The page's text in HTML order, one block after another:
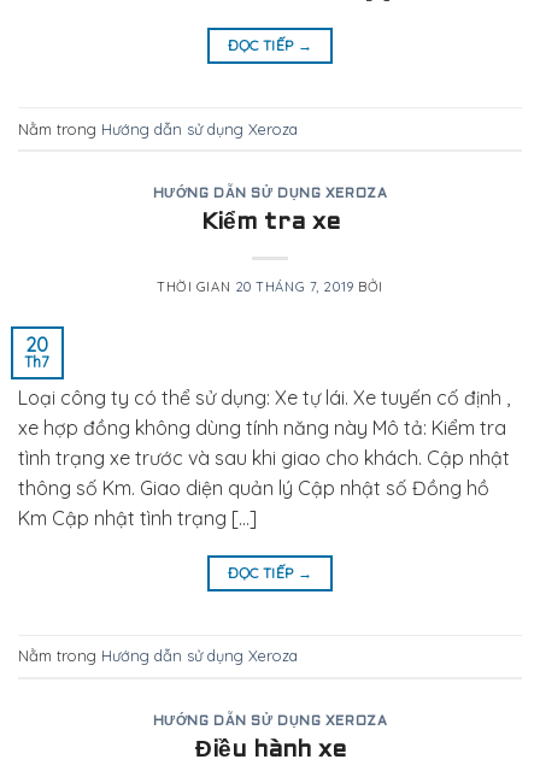
ĐỌC TIẾP →
Nằm trong Hướng dẫn sử dụng Xeroza
HƯỚNG DẪN SỬ DỤNG XEROZA
Kiểm tra xe
THỜI GIAN 20 THÁNG 7, 2019 BỞI
20
Th7
Loại công ty có thể sử dụng: Xe tự lái. Xe tuyến cố định ,
xe hợp đồng không dùng tính năng này Mô tả: Kiểm tra
tình trạng xe trước và sau khi giao cho khách. Cập nhật
thông số Km. Giao diện quản lý Cập nhật số Đồng hồ
Km Cập nhật tình trạng […]
ĐỌC TIẾP →
Nằm trong Hướng dẫn sử dụng Xeroza
HƯỚNG DẪN SỬ DỤNG XEROZA
Điều hành xe